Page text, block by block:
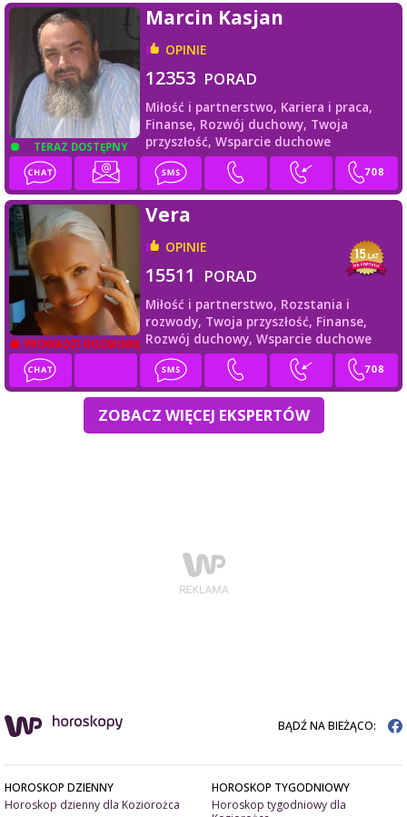
TERAZ DOSTĘPNY
Marcin Kasjan
OPINIE
12353 PORAD
Miłość i partnerstwo, Kariera i praca,
Finanse, Rozwój duchowy, Twoja
przyszłość, Wsparcie duchowe
PROWADZI ROZMOWĘ
Vera
OPINIE
15511 PORAD
Miłość i partnerstwo, Rozstania i
rozwody, Twoja przyszłość, Finanse,
Rozwój duchowy, Wsparcie duchowe
ZOBACZ WIĘCEJ EKSPERTÓW
BĄDŹ NA BIEŻĄCO:
HOROSKOP DZIENNY
Horoskop dzienny dla Koziorożca
HOROSKOP TYGODNIOWY
Horoskop tygodniowy dla